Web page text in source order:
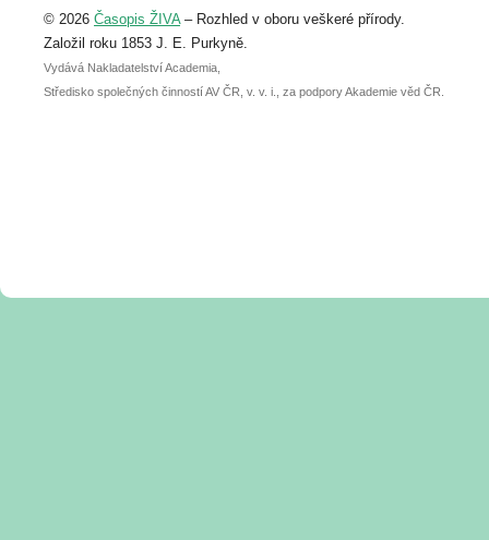
abstraktu přihlášené přednášky nebo
posteru je už 30. června.
© 2026 Časopis ŽIVA– Rozhled v oboru veškeré přírody.
Založil roku 1853 J. E. Purkyně.
Vydává Nakladatelství Academia,
Středisko společných činností AV ČR, v. v. i., za podpory Akademie věd ČR.